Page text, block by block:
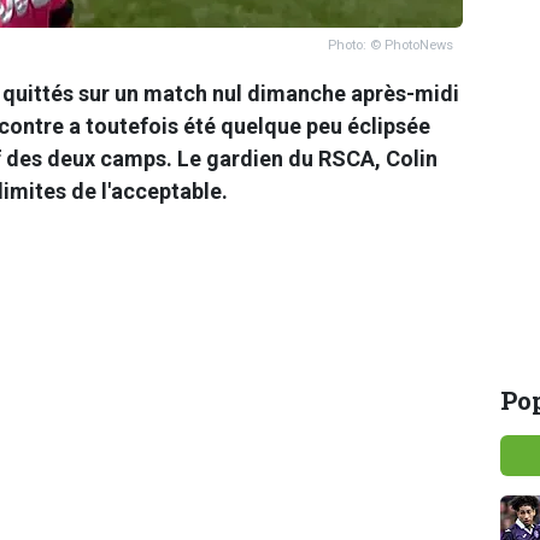
Photo: © PhotoNews
sur un match nul dimanche après-midi
a toutefois été quelque peu éclipsée
deux camps. Le gardien du RSCA, Colin
de l'acceptable.